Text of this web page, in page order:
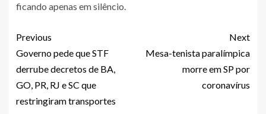
ficando apenas em silêncio.
Previous
Governo pede que STF
derrube decretos de BA,
GO, PR, RJ e SC que
restringiram transportes
Next
Mesa-tenista paralímpica
morre em SP por
coronavírus